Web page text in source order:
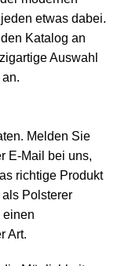
etwas dabei.
Katalog an
Auswahl
Melden Sie
E-Mail bei uns,
richtige Produkt
Polsterer
einen
Art.